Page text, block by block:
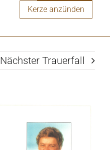
Kerze anzünden
Nächster Trauerfall